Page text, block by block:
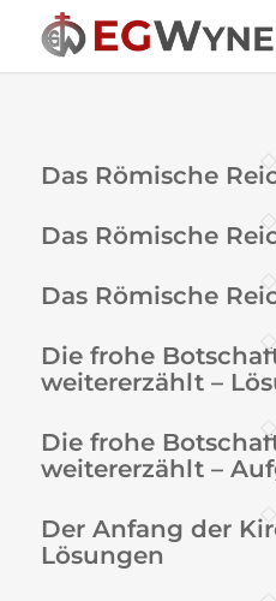
Das Römische
Das Römische
Das Römische
Die frohe
weitererzählt –
Die frohe
weitererzählt –
Der Anfang der
Lösungen